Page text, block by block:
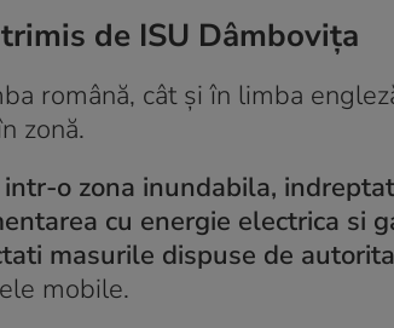
de ISU Dâmbovița
română, cât și în limba
zonă.
intr-o zona inundabila,
cu energie electrica si
masurile dispuse de
mobile.